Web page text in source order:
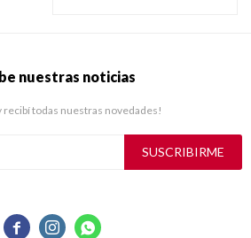
  
nuestras noticias
recibí todas nuestras novedades!
SUSCRIBIRME